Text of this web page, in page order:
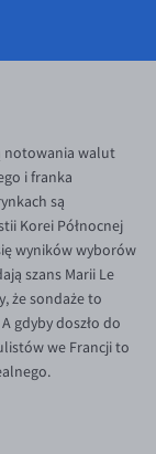
notowania walut
i franka
są
Korei Północnej
wyników wyborów
szans Marii Le
że sondaże to
gdyby doszło do
we Francji to